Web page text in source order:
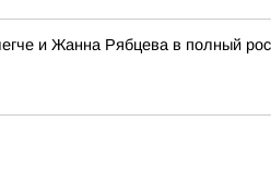
и Жанна Рябцева в полный